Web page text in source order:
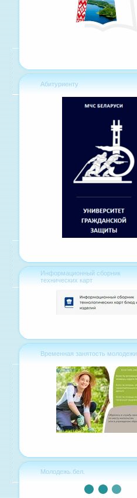
Абитуриенту
Информационный сборник
технических карт
Временная занятость молодежи
Молодежь.бел.